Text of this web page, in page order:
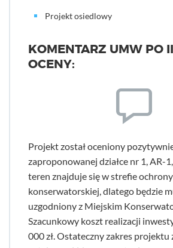
Projekt osiedlowy
KOMENTARZ UMW PO
OCENY:
Projekt został oceniony
zaproponowanej działce nr 1, AR-
teren znajduje się w strefie ochrony
konserwatorskiej, dlatego będzie
uzgodniony z Miejskim
Szacunkowy koszt realizacji
000 zł. Ostateczny zakres projektu